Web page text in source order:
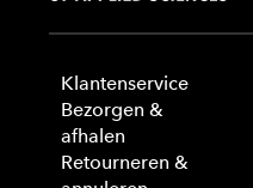
Klantenservice
Bezorgen &
afhalen
Retourneren &